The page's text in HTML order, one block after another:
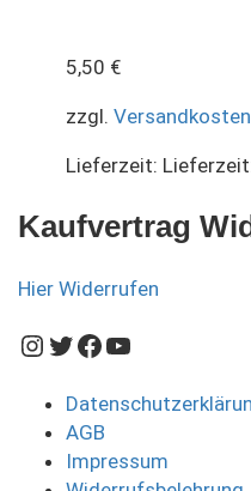
5,50 €
zzgl. Versandkosten
Lieferzeit:
Kaufvertrag
Hier Widerrufen
Instagram
Twitter
Facebook
YouTube
AGB
Impressum